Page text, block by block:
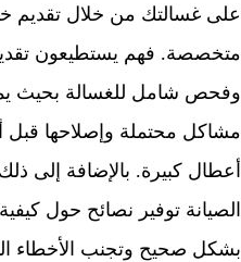
على غسالتك من خلال تقديم
متخصصة. فهم يستطيعون
وفحص شامل للغسالة بحيث
مشاكل محتملة وإصلاحها قبل
أعطال كبيرة. بالإضافة إلى
الصيانة توفير نصائح حول
بشكل صحيح وتجنب الأخطاء